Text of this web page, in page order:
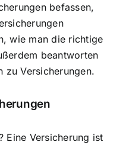
befassen,
wie man die richtige
beantworten
zu Versicherungen.
Eine Versicherung ist